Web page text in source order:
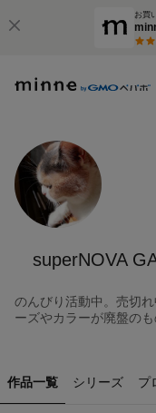
お買
superNOVA
のんびり活動中。売切
ーズやカラーが廃盤の
作品一覧 シリーズ プ